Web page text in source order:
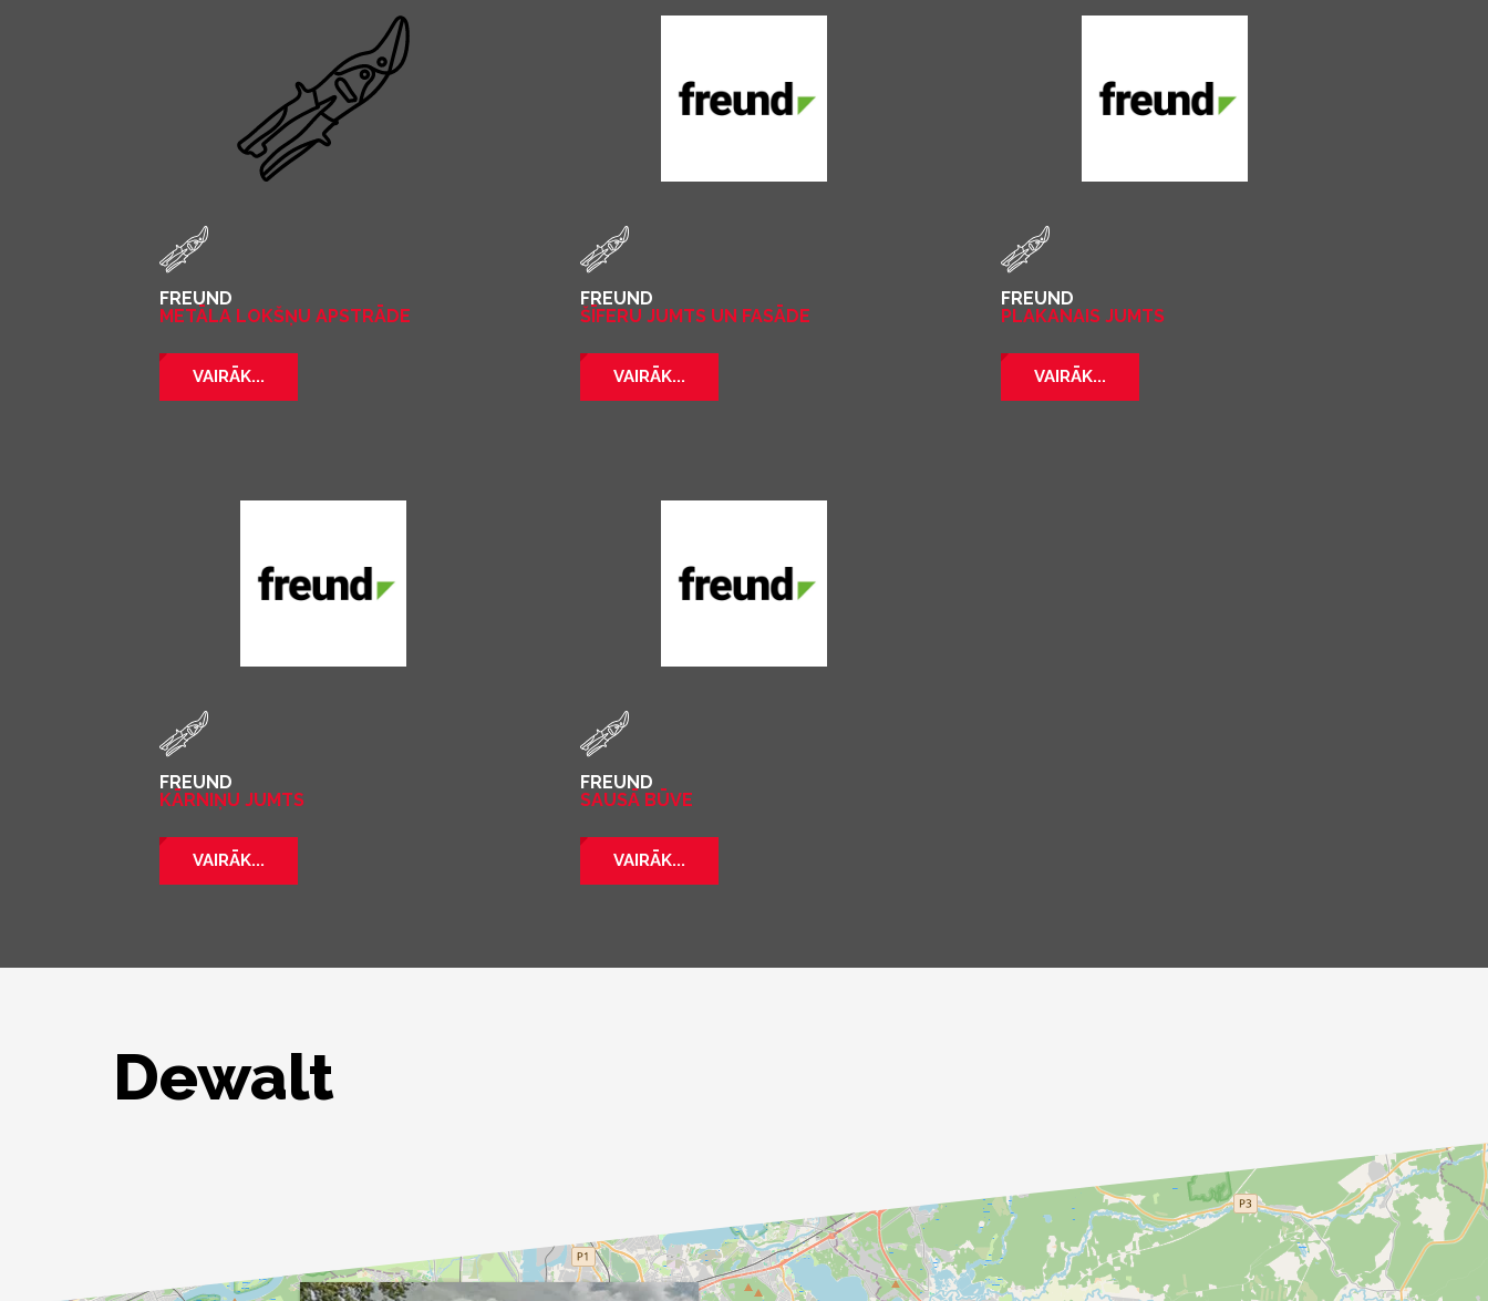
FREUND
METĀLA LOKŠŅU APSTRĀDE
VAIRĀK...
FREUND
ŠĪFERU JUMTS UN FASĀDE
VAIRĀK...
FREUND
PLAKANAIS JUMTS
VAIRĀK...
FREUND
KĀRNIŅU JUMTS
VAIRĀK...
FREUND
SAUSĀ BŪVE
VAIRĀK...
Dewalt